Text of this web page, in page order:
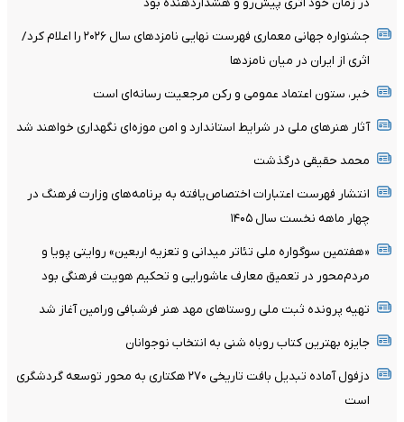
در زمان خود اثری پیش‌رو و هشداردهنده بود
جشنواره جهانی معماری فهرست نهایی نامزدهای سال ۲۰۲۶ را اعلام کرد/
اثری از ایران در میان نامزدها
خبر، ستون اعتماد عمومی و رکن مرجعیت رسانه‌ای است
آثار هنرهای ملی در شرایط استاندارد و امن موزه‌ای نگهداری خواهند شد
محمد حقیقی درگذشت
انتشار فهرست اعتبارات اختصاص‌یافته به برنامه‌های وزارت فرهنگ در
چهار ماهه نخست سال ۱۴۰۵
«هفتمین سوگواره ملی تئاتر میدانی و تعزیه اربعین» روایتی پویا و
مردم‌محور در تعمیق معارف عاشورایی و تحکیم هویت فرهنگی بود
تهیه پرونده ثبت ملی روستاهای مهد هنر فرشبافی ورامین آغاز شد
جایزه بهترین کتاب روباه شنی به انتخاب نوجوانان
دزفول آماده تبدیل بافت تاریخی ۲۷۰ هکتاری به محور توسعه گردشگری
است